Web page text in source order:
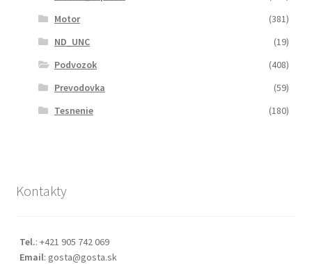
Motor
(381)
ND_UNC
(19)
Podvozok
(408)
Prevodovka
(59)
Tesnenie
(180)
Kontakty
Tel.: +421 905 742 069
Email: gosta@gosta.sk